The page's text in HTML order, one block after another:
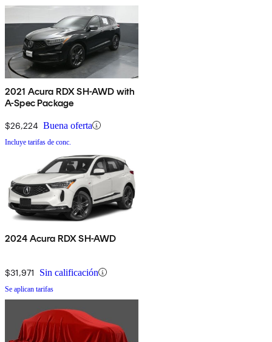
2021 Acura RDX SH-AWD with
A-Spec Package
$26,224 Buena oferta
Incluye tarifas de conc.
2024 Acura RDX SH-AWD
$31,971 Sin calificación
Se aplican tarifas